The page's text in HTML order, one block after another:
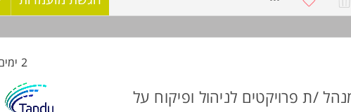
בסיסיות ללקוחות על שימוש במערכת
מסודר בצוות.
נהיגה בתוקף - חובה
כטכנאי שירות / עבודת שטח - יתרון
2 ימים
/ת פרויקטים לניהול ופיקוח על